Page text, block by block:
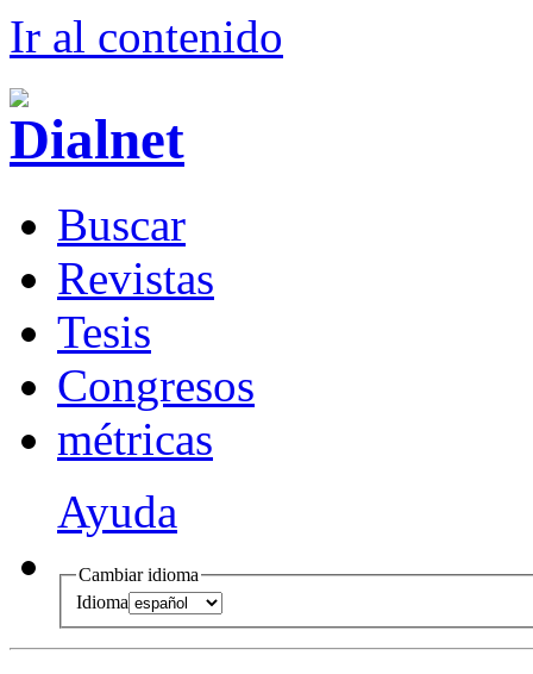
Ir al contenido
Buscar
Revistas
Tesis
Congresos
métricas
Ayuda
Cambiar idioma
Idioma